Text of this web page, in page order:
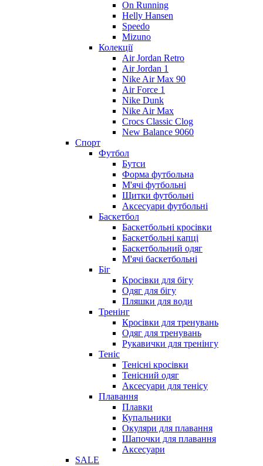
On Running
Helly Hansen
Speedo
Mizuno
Колекції
Air Jordan Retro
Air Jordan 1
Nike Air Max 90
Air Force 1
Nike Dunk
Nike Air Max
Crocs Classic Clog
New Balance 9060
Спорт
Футбол
Бутси
Форма футбольна
М'ячі футбольні
Щитки футбольні
Аксесуари футбольні
Баскетбол
Баскетбольні кросівки
Баскетбольні капці
Баскетбольний одяг
М'ячі баскетбольні
Біг
Кросівки для бігу
Одяг для бігу
Пляшки для води
Тренінг
Кросівки для тренувань
Одяг для тренувань
Рукавички для тренінгу
Теніс
Тенісні кросівки
Тенісний одяг
Аксесуари для тенісу
Плавання
Плавки
Купальники
Окуляри для плавання
Шапочки для плавання
Аксесуари
SALE